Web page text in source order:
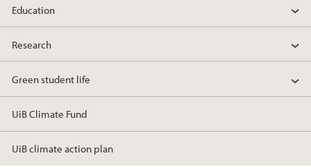
Education
Research
Green student life
UiB Climate Fund
UiB climate action plan